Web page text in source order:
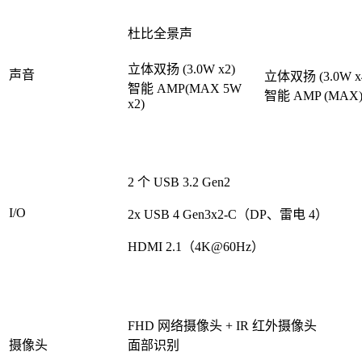
声音
杜比全景声
立体双扬 (3.0W x2)
智能 AMP(MAX 5W
x2)
立体双扬 (3.0W
智能 AMP (MAX)
I/O
2 个 USB 3.2 Gen2
2x USB 4 Gen3x2-C（DP、雷电 4）
HDMI 2.1（4K@60Hz）
摄像头
FHD 网络摄像头 + IR 红外摄像头
面部识别